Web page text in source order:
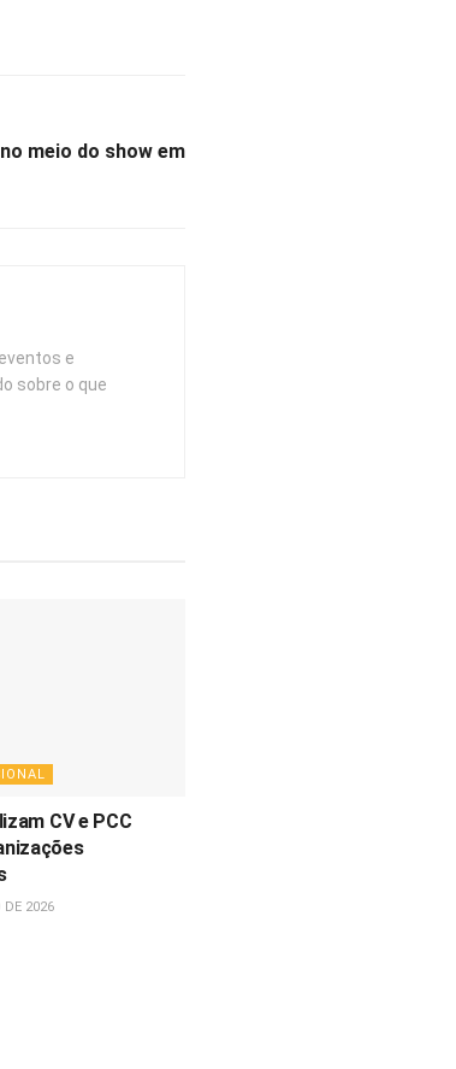
meio do show em
e
sobre o que
CV e PCC
2026